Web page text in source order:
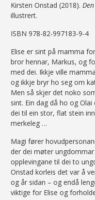
Kirsten Onstad (2018).
illustrert.
ISBN 978-82-997183-9-4
Elise er sint på mamma
bror hennar, Markus, og
med dei. Ikkje ville
og ikkje bryr ho seg om
Men så skjer det noko
sint. Ein dag då ho og
dei til ein stor, flat stein
merkeleg …
Magi fører
der dei møter
opplevingane til dei to
Onstad korleis det var å
og år sidan – og endå
viktige for Elise og